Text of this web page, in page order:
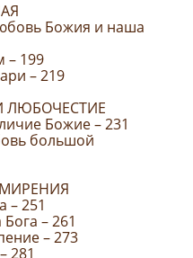
Божия и наша
– 199
– 219
ЛЮБОЧЕСТИЕ
Божие – 231
большой
– 251
– 261
– 273
281